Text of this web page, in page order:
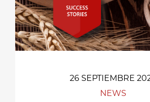
26 SEPTIEMBRE
NEWS